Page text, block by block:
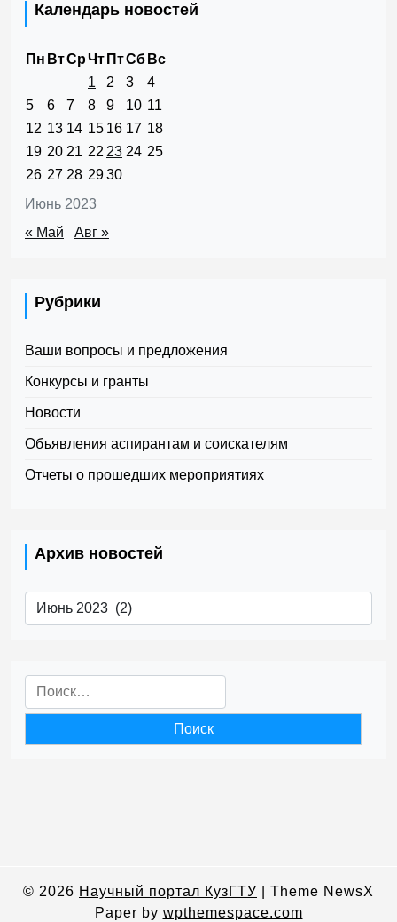
Календарь новостей
Июнь 2023
Пн ВтСрЧт ПтСб Вс
1
2 3
4
5
6 7 8 9 10 11
12 13 14 15 16 17 18
19 20 21 22 23 24 25
26 27 28 2930
« Май Авг »
Рубрики
Ваши вопросы и предложения
Конкурсы и гранты
Новости
Объявления аспирантам и соискателям
Отчеты о прошедших мероприятиях
Архив новостей
Архив
новостей
Найти:
© 2026 Научный портал КузГТУ
Theme NewsX
Paper by wpthemespace.com